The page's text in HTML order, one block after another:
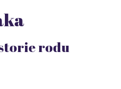
rodu